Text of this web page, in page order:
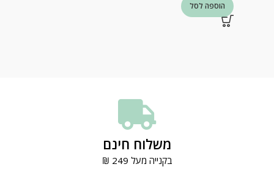
הוספה לסל
משלוח חינם
בקנייה מעל 249 ₪